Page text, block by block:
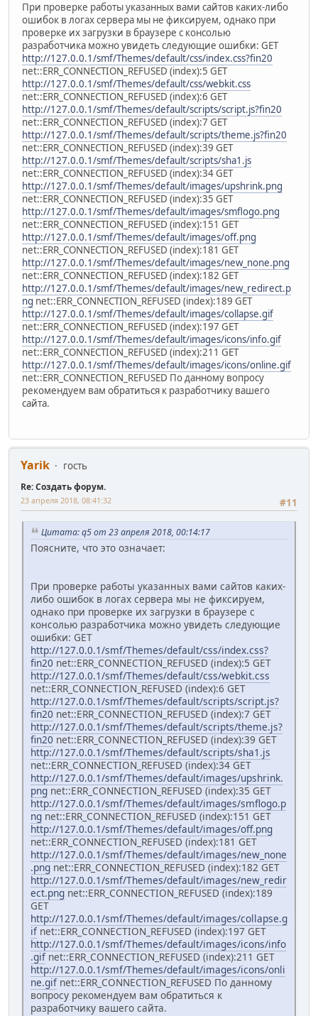
При проверке работы указанных вами сайтов каких-либо
ошибок в логах сервера мы не фиксируем, однако при
проверке их загрузки в браузере с консолью
разработчика можно увидеть следующие ошибки: GET
http://127.0.0.1/smf/Themes/default/css/index.css?fin20
net::ERR_CONNECTION_REFUSED (index):5 GET
http://127.0.0.1/smf/Themes/default/css/webkit.css
net::ERR_CONNECTION_REFUSED (index):6 GET
http://127.0.0.1/smf/Themes/default/scripts/script.js?fin20
net::ERR_CONNECTION_REFUSED (index):7 GET
http://127.0.0.1/smf/Themes/default/scripts/theme.js?fin20
net::ERR_CONNECTION_REFUSED (index):39 GET
http://127.0.0.1/smf/Themes/default/scripts/sha1.js
net::ERR_CONNECTION_REFUSED (index):34 GET
http://127.0.0.1/smf/Themes/default/images/upshrink.png
net::ERR_CONNECTION_REFUSED (index):35 GET
http://127.0.0.1/smf/Themes/default/images/smflogo.png
net::ERR_CONNECTION_REFUSED (index):151 GET
http://127.0.0.1/smf/Themes/default/images/off.png
net::ERR_CONNECTION_REFUSED (index):181 GET
http://127.0.0.1/smf/Themes/default/images/new_none.png
net::ERR_CONNECTION_REFUSED (index):182 GET
http://127.0.0.1/smf/Themes/default/images/new_redirect.p
ng net::ERR_CONNECTION_REFUSED (index):189 GET
http://127.0.0.1/smf/Themes/default/images/collapse.gif
net::ERR_CONNECTION_REFUSED (index):197 GET
http://127.0.0.1/smf/Themes/default/images/icons/info.gif
net::ERR_CONNECTION_REFUSED (index):211 GET
http://127.0.0.1/smf/Themes/default/images/icons/online.gif
net::ERR_CONNECTION_REFUSED По данному вопросу
рекомендуем вам обратиться к разработчику вашего
сайта.
Yarik гость
Re: Создать форум.
#11
23 апреля 2018, 08:41:32
Цитата: q5 от 23 апреля 2018, 00:14:17
Поясните, что это означает:
При проверке работы указанных вами сайтов каких-
либо ошибок в логах сервера мы не фиксируем,
однако при проверке их загрузки в браузере с
консолью разработчика можно увидеть следующие
ошибки: GET
http://127.0.0.1/smf/Themes/default/css/index.css?
fin20 net::ERR_CONNECTION_REFUSED (index):5 GET
http://127.0.0.1/smf/Themes/default/css/webkit.css
net::ERR_CONNECTION_REFUSED (index):6 GET
http://127.0.0.1/smf/Themes/default/scripts/script.js?
fin20 net::ERR_CONNECTION_REFUSED (index):7 GET
http://127.0.0.1/smf/Themes/default/scripts/theme.js?
fin20 net::ERR_CONNECTION_REFUSED (index):39 GET
http://127.0.0.1/smf/Themes/default/scripts/sha1.js
net::ERR_CONNECTION_REFUSED (index):34 GET
http://127.0.0.1/smf/Themes/default/images/upshrink.
png net::ERR_CONNECTION_REFUSED (index):35 GET
http://127.0.0.1/smf/Themes/default/images/smflogo.p
ng net::ERR_CONNECTION_REFUSED (index):151 GET
http://127.0.0.1/smf/Themes/default/images/off.png
net::ERR_CONNECTION_REFUSED (index):181 GET
http://127.0.0.1/smf/Themes/default/images/new_none
.png net::ERR_CONNECTION_REFUSED (index):182 GET
http://127.0.0.1/smf/Themes/default/images/new_redir
ect.png net::ERR_CONNECTION_REFUSED (index):189
GET
http://127.0.0.1/smf/Themes/default/images/collapse.g
if net::ERR_CONNECTION_REFUSED (index):197 GET
http://127.0.0.1/smf/Themes/default/images/icons/info
.gif net::ERR_CONNECTION_REFUSED (index):211 GET
http://127.0.0.1/smf/Themes/default/images/icons/onli
ne.gif net::ERR_CONNECTION_REFUSED По данному
вопросу рекомендуем вам обратиться к
разработчику вашего сайта.